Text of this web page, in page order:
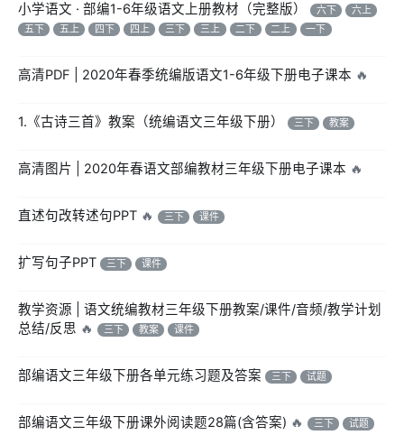
小学语文 · 部编1-6年级语文上册教材（完整版） 六下
六上
五下
五上 四下 四上 三下 三上 二下 二上 一下
高清PDF | 2020年春季统编版语文1-6年级下册电子课本 🔥
1.《古诗三首》教案（统编语文三年级下册） 三下 教案
高清图片 | 2020年春语文部编教材三年级下册电子课本 🔥
直述句改转述句PPT 🔥 三下 课件
扩写句子PPT 三下 课件
教学资源 | 语文统编教材三年级下册教案/课件/音频/教学计划
总结/反思 🔥 三下 教案 课件
部编语文三年级下册各单元练习题及答案 三下 试题
部编语文三年级下册课外阅读题28篇(含答案) 🔥 三下 试题